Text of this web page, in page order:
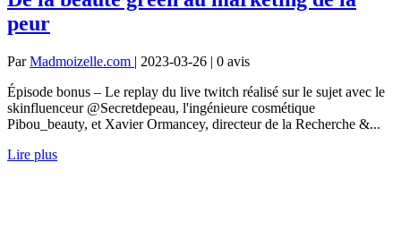
peur
ParMadmoizelle.com | 2023-03-26 | 0 avis
Épisode bonus – Le replay du live twitch réalisé sur le sujet avec le
skinfluenceur @Secretdepeau, l'ingénieure cosmétique
Pibou_beauty, et Xavier Ormancey, directeur de la Recherche &...
Lire plus